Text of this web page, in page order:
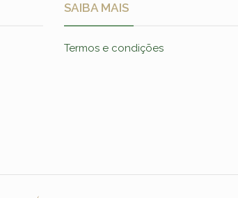
SAIBA MAIS
Termos e condições